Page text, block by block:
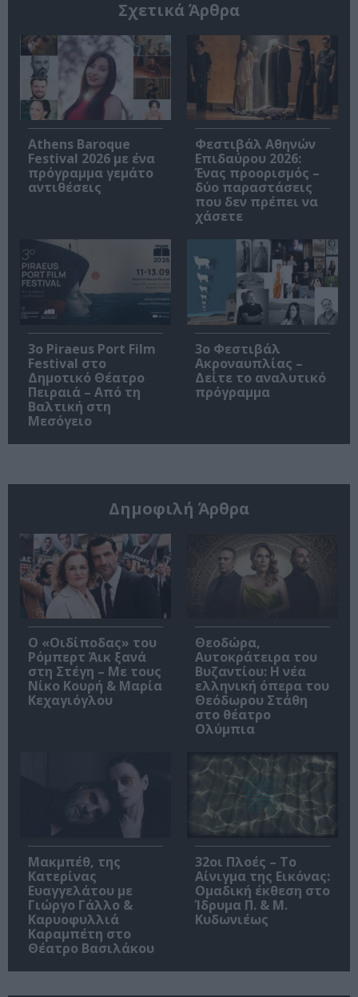
Σχετικά Άρθρα
Athens Baroque
Festival 2026 με ένα
πρόγραμμα γεμάτο
αντιθέσεις
Φεστιβάλ Αθηνών
Επιδαύρου 2026:
Ένας προορισμός –
δύο παραστάσεις
που δεν πρέπει να
χάσετε
3o Piraeus Port Film
Festival στο
Δημοτικό Θέατρο
Πειραιά – Από τη
Βαλτική στη
Μεσόγειο
3ο Φεστιβάλ
Ακροναυπλίας –
Δείτε το αναλυτικό
πρόγραμμα
Δημοφιλή Άρθρα
O «Οιδίποδας» του
Ρόμπερτ Άικ ξανά
στη Στέγη – Με τους
Νίκο Κουρή & Μαρία
Κεχαγιόγλου
Θεοδώρα,
Αυτοκράτειρα του
Βυζαντίου: Η νέα
ελληνική όπερα του
Θεόδωρου Στάθη
στο θέατρο
Ολύμπια
Μακμπέθ, της
Κατερίνας
Ευαγγελάτου με
Γιώργο Γάλλο &
Καρυοφυλλιά
Καραμπέτη στο
Θέατρο Βασιλάκου
32οι Πλοές – Το
Αίνιγμα της Εικόνας:
Ομαδική έκθεση στο
Ίδρυμα Π. & Μ.
Κυδωνιέως